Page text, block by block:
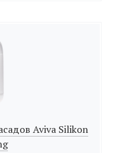
Aviva Silikon